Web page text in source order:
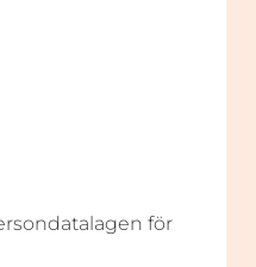
för